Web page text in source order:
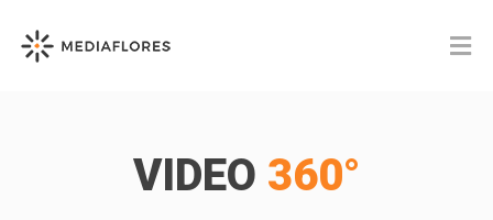
VIDEO 360°